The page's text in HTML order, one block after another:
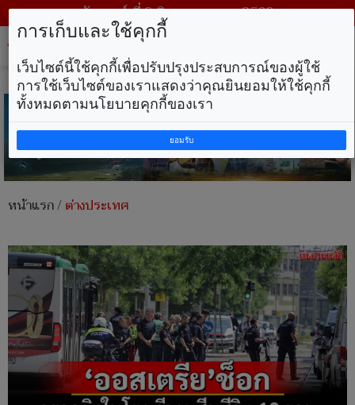
วันเสาร์ ที่ 8 สิงหาคม พ.ศ. 2569
หน้าแรก/ต่างประเทศ
การเก็บและใช้คุกกี้
เว็บไซต์นี้ใช้คุกกี้เพื่อปรับปรุงประสบการณ์ของผู้ใช้
การใช้เว็บไซต์ของเราแสดงว่าคุณยินยอมให้ใช้คุกกี้
ทั้งหมดตามนโยบายคุกกี้ของเรา
ยอมรับ